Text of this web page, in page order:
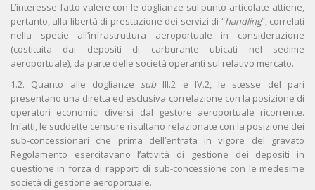
L’interesse fatto valere con le doglianze sul punto articolate attiene,
pertanto, alla libertà di prestazione dei servizi di “handling”, correlati
nella specie all’infrastruttura aeroportuale in considerazione
(costituita dai depositi di carburante ubicati nel sedime
aeroportuale), da parte delle società operanti sul relativo mercato.
1.2. Quanto alle doglianze subIII.2 e IV.2, le stesse del pari
presentano una diretta ed esclusiva correlazione con la posizione di
operatori economici diversi dal gestore aeroportuale ricorrente.
Infatti, le suddette censure risultano relazionate con la posizione dei
sub-concessionari che prima dell’entrata in vigore del gravato
Regolamento esercitavano l’attività di gestione dei depositi in
questione in forza di rapporti di sub-concessione con le medesime
società di gestione aeroportuale.